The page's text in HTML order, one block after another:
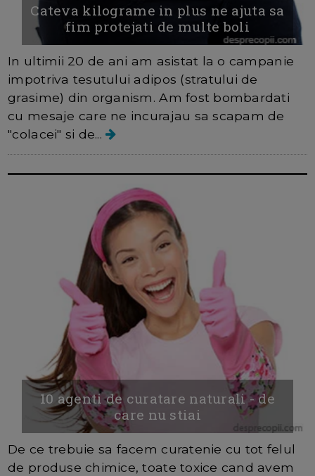
Cateva kilograme in plus ne ajuta sa
fim protejati de multe boli
In ultimii 20 de ani am asistat la o campanie
impotriva tesutului adipos (stratului de
grasime) din organism. Am fost bombardati
cu mesaje care ne incurajau sa scapam de
"colacei" si de...
10 agenti de curatare naturali - de
care nu stiai
De ce trebuie sa facem curatenie cu tot felul
de produse chimice, toate toxice cand avem